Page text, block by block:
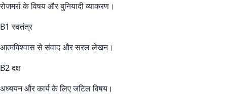
रोजमर्रा के विषय और बुनियादी व्याकरण।
B1 स्वतंत्र
आत्मविश्वास से संवाद और सरल लेखन।
B2 दक्ष
अध्ययन और कार्य के लिए जटिल विषय।